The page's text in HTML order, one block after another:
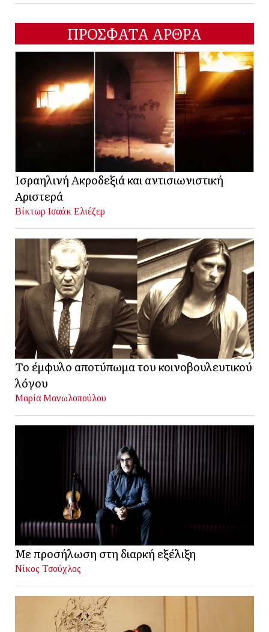
ΠΡΟΣΦΑΤΑ ΑΡΘΡΑ
Ισραηλινή Ακροδεξιά και αντισιωνιστική
Αριστερά
Βίκτωρ Ισαάκ Ελιέζερ
Το έμφυλο αποτύπωμα του κοινοβουλευτικού
λόγου
Μαρία Μανωλοπούλου
Με προσήλωση στη διαρκή εξέλιξη
Νίκος Τσούχλος